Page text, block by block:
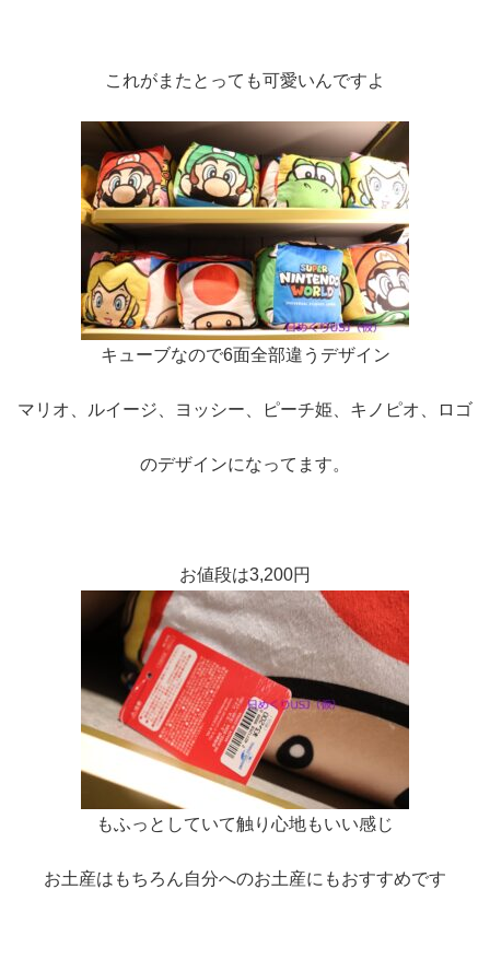
これがまたとっても可愛いんですよ
キューブなので6面全部違うデザイン
マリオ、ルイージ、ヨッシー、ピーチ姫、キノピオ、ロゴ
のデザインになってます。
お値段は3,200円
もふっとしていて触り心地もいい感じ
お土産はもちろん自分へのお土産にもおすすめです